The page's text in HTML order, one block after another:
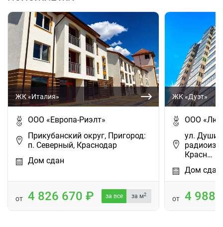
ЖК «Италия»
ООО «Европа-Риэлт»
Прикубанский округ, Пригород:
п. Северный, Краснодар
Дом сдан
от 4 826 670 за все за м2
ЖК «Дуэт»
ООО
ул.
Красн…
Дом сдан
от 4 988